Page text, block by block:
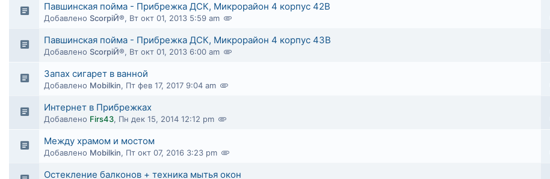
Павшинская пойма - Прибрежка ДСК, Микрорайон 4 корпус 42В
Добавлено ScorpiЙ®, Вт окт 01, 2013 5:59 am
Павшинская пойма - Прибрежка ДСК, Микрорайон 4 корпус 43В
Добавлено ScorpiЙ®, Вт окт 01, 2013 6:00 am
Запах сигарет в ванной
Добавлено Mobilkin, Пт фев 17, 2017 9:04 am
Интернет в Прибрежках
Добавлено Firs43, Пн дек 15, 2014 12:12 pm
Между храмом и мостом
Добавлено Mobilkin, Пт окт 07, 2016 3:23 pm
Остекление балконов + техника мытья окон